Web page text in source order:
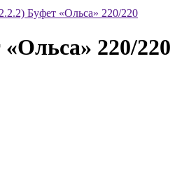
Буфет «Ольса» 220/220
220/220